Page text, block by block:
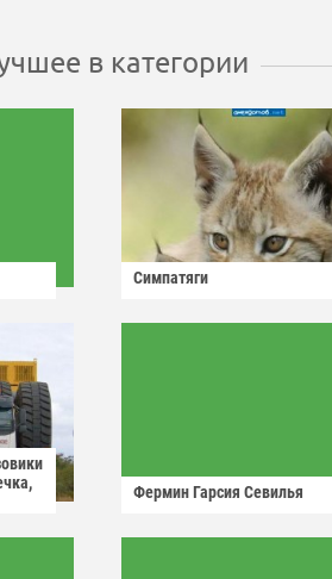
в категории
Симпатяги
Фермин Гарсия Севилья